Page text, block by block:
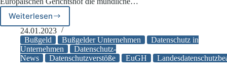
WeiterlesenDatenschutzverstöße
von
Unternehmen:
EuGH
verhandelt
24.01.2023
Bußgeld
Bußgelder Unternehmen
Datenschutz in
Unternehmen
Datenschutz-
News
Datenschutzverstöße EuGH